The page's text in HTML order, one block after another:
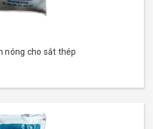
nóng cho sắt thép